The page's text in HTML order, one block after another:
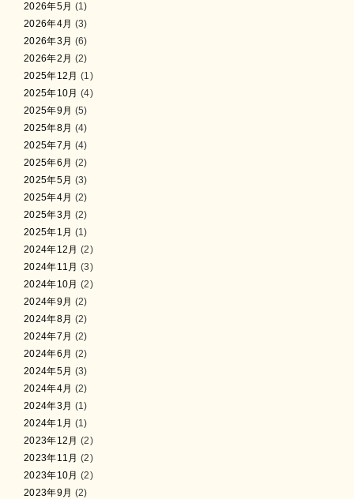
2026年5月 (1)
2026年4月 (3)
2026年3月 (6)
2026年2月 (2)
2025年12月 (1)
2025年10月 (4)
2025年9月 (5)
2025年8月 (4)
2025年7月 (4)
2025年6月 (2)
2025年5月 (3)
2025年4月 (2)
2025年3月 (2)
2025年1月 (1)
2024年12月 (2)
2024年11月 (3)
2024年10月 (2)
2024年9月 (2)
2024年8月 (2)
2024年7月 (2)
2024年6月 (2)
2024年5月 (3)
2024年4月 (2)
2024年3月 (1)
2024年1月 (1)
2023年12月 (2)
2023年11月 (2)
2023年10月 (2)
2023年9月 (2)